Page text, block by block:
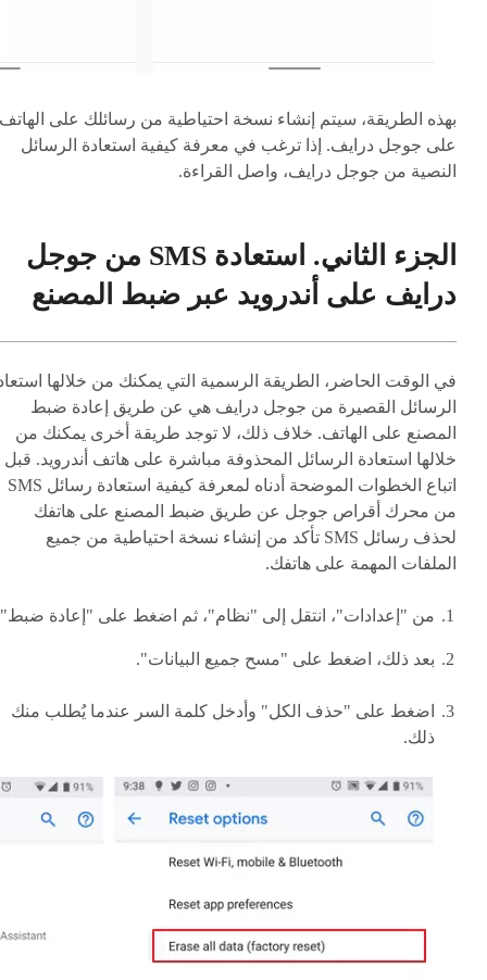
بهذه الطريقة، سيتم إنشاء نسخة احتياطية من رسائلك على الهاتف
على جوجل درايف. إذا ترغب في معرفة كيفية استعادة الرسائل
النصية من جوجل درايف، واصل القراءة.
الجزء الثاني. استعادة SMS من جوجل
درايف على أندرويد عبر ضبط المصنع
في الوقت الحاضر، الطريقة الرسمية التي يمكنك من خلالها
الرسائل القصيرة من جوجل درايف هي عن طريق إعادة ضبط
المصنع على الهاتف. خلاف ذلك، لا توجد طريقة أخرى يمكنك من
خلالها استعادة الرسائل المحذوفة مباشرة على هاتف أندرويد. قبل
اتباع الخطوات الموضحة أدناه لمعرفة كيفية استعادة رسائل SMS
من محرك أقراص جوجل عن طريق ضبط المصنع على هاتفك
لحذف رسائل SMS تأكد من إنشاء نسخة احتياطية من جميع
الملفات المهمة على هاتفك.
من "إعدادات"، انتقل إلى "نظام"، ثم اضغط على "إعادة
بعد ذلك، اضغط على "مسح جميع البيانات".
اضغط على "حذف الكل" وأدخل كلمة السر عندما يُطلب منك
ذلك.